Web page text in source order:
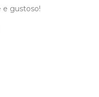
e gustoso!